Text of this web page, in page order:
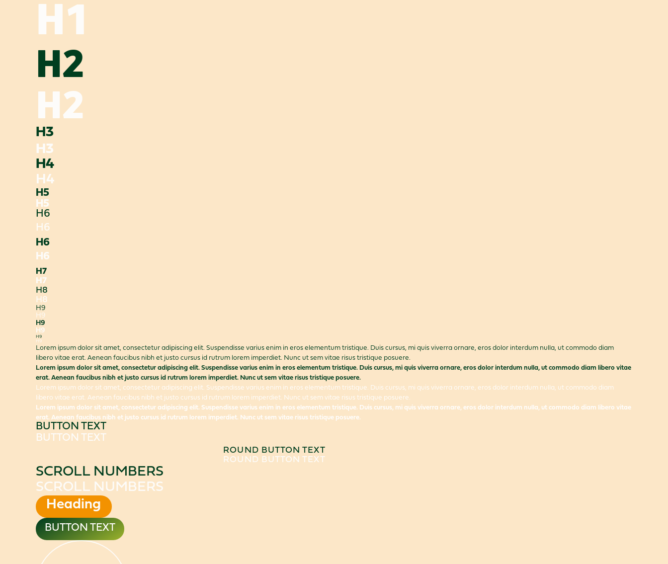
H1
H2
H2
H3
H3
H4
H4
H5
H5
H6
H6
H6
H6
H7
H7
H8
H8
H9
H9
H9
H9
H9
H9
Lorem ipsum dolor sit amet, consectetur adipiscing elit. Suspendisse varius enim in eros elementum tristique. Duis cursus, mi quis viverra ornare, eros dolor interdum nulla, ut commodo diam
libero vitae erat. Aenean faucibus nibh et justo cursus id rutrum lorem imperdiet. Nunc ut sem vitae risus tristique posuere.
Lorem ipsum dolor sit amet, consectetur adipiscing elit. Suspendisse varius enim in eros elementum tristique. Duis cursus, mi quis viverra ornare, eros dolor interdum nulla, ut commodo diam libero vitae
erat. Aenean faucibus nibh et justo cursus id rutrum lorem imperdiet. Nunc ut sem vitae risus tristique posuere.
Lorem ipsum dolor sit amet, consectetur adipiscing elit. Suspendisse varius enim in eros elementum tristique. Duis cursus, mi quis viverra ornare, eros dolor interdum nulla, ut commodo diam
libero vitae erat. Aenean faucibus nibh et justo cursus id rutrum lorem imperdiet. Nunc ut sem vitae risus tristique posuere.
Lorem ipsum dolor sit amet, consectetur adipiscing elit. Suspendisse varius enim in eros elementum tristique. Duis cursus, mi quis viverra ornare, eros dolor interdum nulla, ut commodo diam libero vitae
erat. Aenean faucibus nibh et justo cursus id rutrum lorem imperdiet. Nunc ut sem vitae risus tristique posuere.
BUTTON TEXT
BUTTON TEXT
ROUND BUTTON TEXT
ROUND BUTTON TEXT
SCROLL NUMBERS
SCROLL NUMBERS
Heading
Heading
BUTTON TEXT